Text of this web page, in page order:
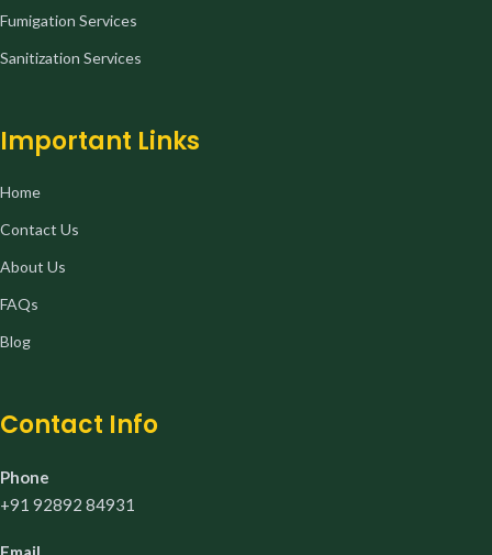
Fumigation Services
Sanitization Services
Important Links
Home
Contact Us
About Us
FAQs
Blog
Contact Info
Phone
+91 92892 84931